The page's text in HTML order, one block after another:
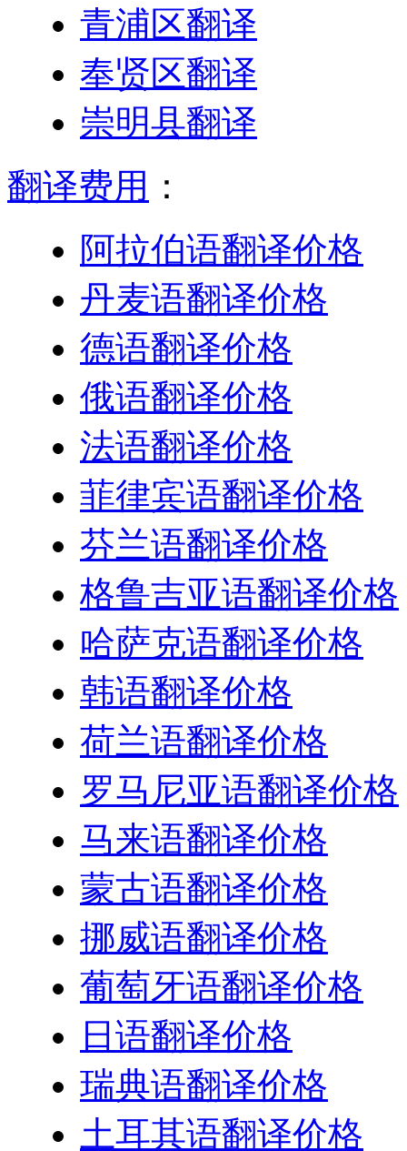
青浦区翻译
奉贤区翻译
崇明县翻译
翻译费用 ：
阿拉伯语翻译价格
丹麦语翻译价格
德语翻译价格
俄语翻译价格
法语翻译价格
菲律宾语翻译价格
芬兰语翻译价格
格鲁吉亚语翻译价格
哈萨克语翻译价格
韩语翻译价格
荷兰语翻译价格
罗马尼亚语翻译价格
马来语翻译价格
蒙古语翻译价格
挪威语翻译价格
葡萄牙语翻译价格
日语翻译价格
瑞典语翻译价格
土耳其语翻译价格